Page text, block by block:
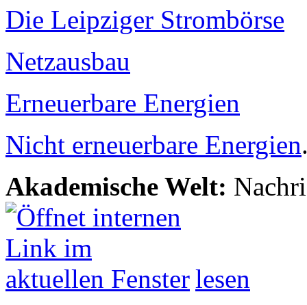
Die Leipziger Strombörse
Netzausbau
Erneuerbare Energien
Nicht erneuerbare Energien
Akademische Welt:
lesen